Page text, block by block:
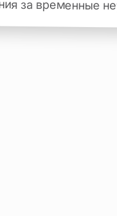
за временные